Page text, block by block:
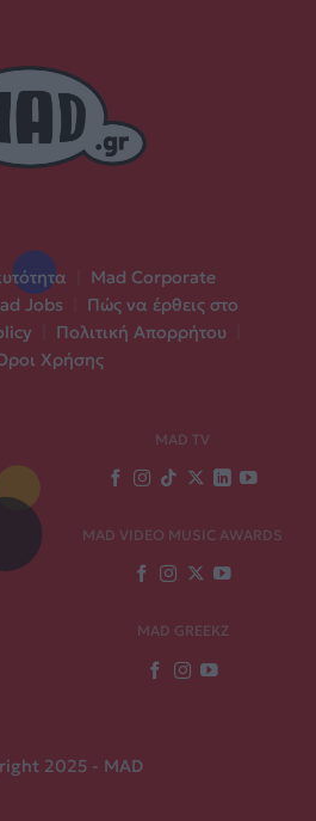
Mad Corporate
Jobs
Πώς να έρθεις στο
Πολιτική Απορρήτου
Χρήσης
MAD TV
MAD VIDEO MUSIC AWARDS
MAD GREEKZ
2025 - MAD